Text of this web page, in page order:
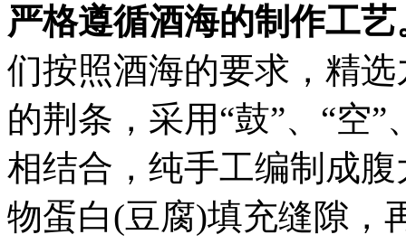
严格遵循酒海的制作工艺
们按照酒海的要求，精
的荆条，采用“鼓”、“空”
相结合，纯手工编制成
物蛋白(豆腐)填充缝隙，